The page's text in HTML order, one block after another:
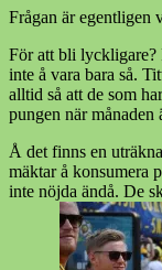
Frågan är egentligen
För att bli lyckligare?
inte å vara bara så.
alltid så att de som
pungen när månaden
Å det finns en
mäktar å konsumera
inte nöjda ändå. De